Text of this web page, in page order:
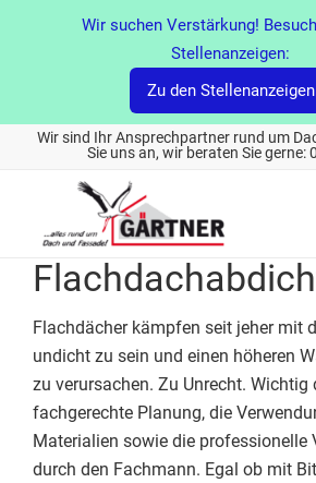
Wir sind Ihr Ansprechpartner rund um
Sie uns an, wir beraten Sie gerne:
Flachdächer kämpfen seit jeher mit
undicht zu sein und einen höheren
zu verursachen. Zu Unrecht. Wichtig
fachgerechte Planung, die
Materialien sowie die professionelle
durch den Fachmann. Egal ob mit
Wir suchen Verstärkung!
Stellenanzeigen:
Zu den Stellenanzeigen